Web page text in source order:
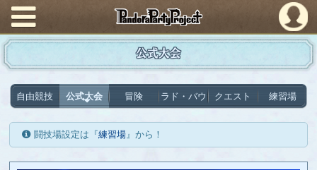
PandoraPartyProject
公式大会
自由競技 公式大会 冒険 ラド・バウ クエスト 練習場
闘技場設定は『練習場』から！